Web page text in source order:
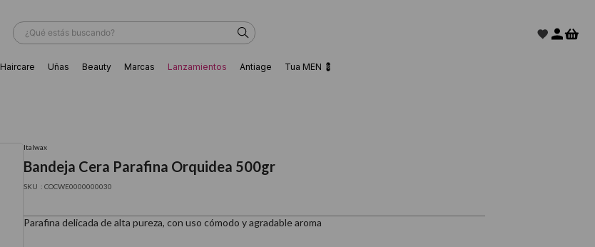
¿Qué estás buscando?
Haircare Uñas Beauty Marcas Lanzamientos Antiage Tua MEN 💈
Italwax
Bandeja Cera Parafina Orquidea 500gr
: COCWE0000000030
Parafina delicada de alta pureza, con uso cómodo y agradable aroma